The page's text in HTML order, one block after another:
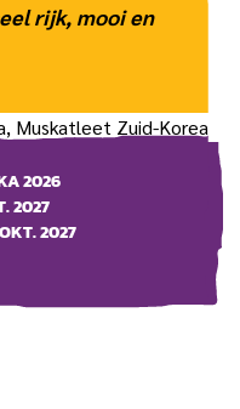
rijk, mooi en
Muskatleet Zuid-Korea
2026
2027
2027